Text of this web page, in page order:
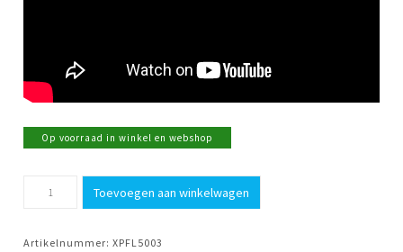
Op voorraad in winkel en webshop
Velvet
Ashleigh
Toevoegen aan winkelwagen
Artikelnummer:XPFL5003